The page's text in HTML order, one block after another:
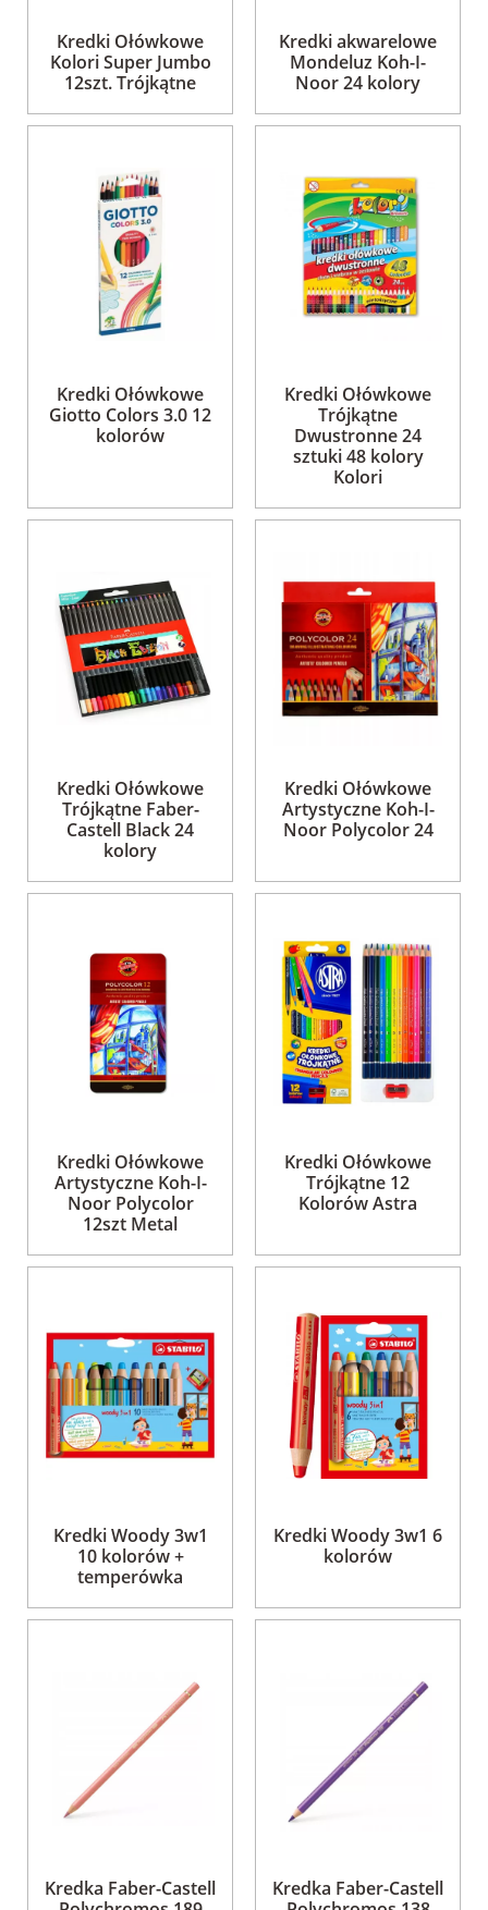
Kredki Ołówkowe
Kolori Super Jumbo
12szt. Trójkątne
Kredki akwarelowe
Mondeluz Koh-I-
Noor 24 kolory
Kredki Ołówkowe
Giotto Colors 3.0 12
kolorów
Kredki Ołówkowe
Trójkątne
Dwustronne 24
sztuki 48 kolory
Kolori
Kredki Ołówkowe
Trójkątne Faber-
Castell Black 24
kolory
Kredki Ołówkowe
Artystyczne Koh-I-
Noor Polycolor 24
Kredki Ołówkowe
Artystyczne Koh-I-
Noor Polycolor
12szt Metal
Kredki Ołówkowe
Trójkątne 12
Kolorów Astra
Kredki Woody 3w1
10 kolorów +
temperówka
Kredki Woody 3w1 6
kolorów
Kredka Faber-Castell
Kredka Faber-Castell